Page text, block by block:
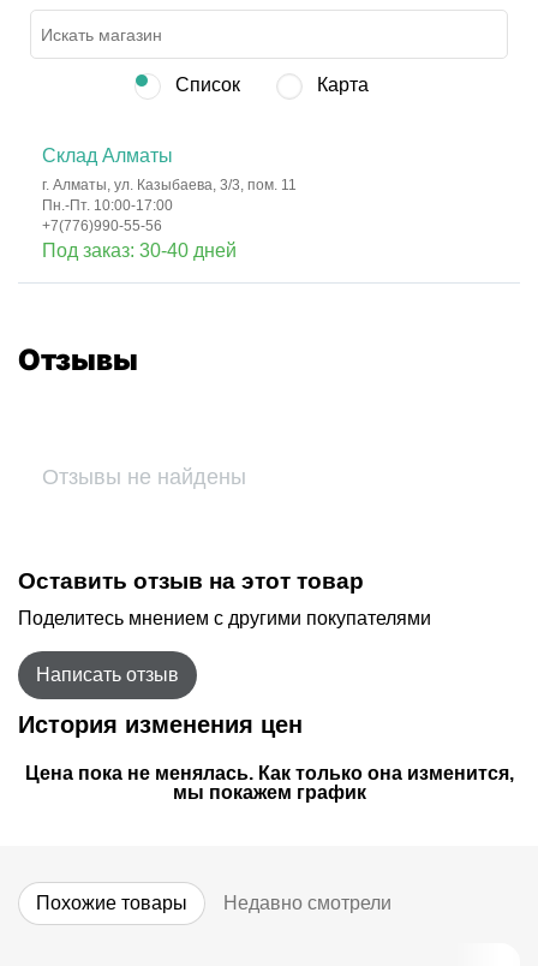
Список Карта
Склад Алматы
г. Алматы, ул. Казыбаева, 3/3, пом. 11
Пн.-Пт. 10:00-17:00
+7(776)990-55-56
Под заказ: 30-40 дней
Отзывы
Отзывы не найдены
Оставить отзыв на этот товар
Поделитесь мнением с другими покупателями
Написать отзыв
История изменения цен
Цена пока не менялась. Как только она изменится,
мы покажем график
Похожие товары Недавно смотрели